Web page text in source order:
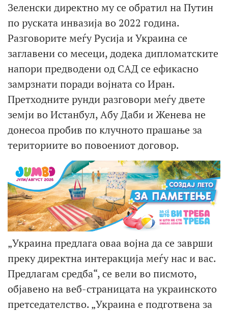
Зеленски директно му се обратил на Путин
по руската инвазија во 2022 година.
Разговорите меѓу Русија и Украина се
заглавени со месеци, додека дипломатските
напори предводени од САД се ефикасно
замрзнати поради војната со Иран.
Претходните рунди разговори меѓу двете
земји во Истанбул, Абу Даби и Женева не
донесоа пробив по клучното прашање за
териториите во повоениот договор.
„Украина предлага оваа војна да се заврши
преку директна интеракција меѓу нас и вас.
Предлагам средба“, се вели во писмото,
објавено на веб-страницата на украинското
претседателство. „Украина е подготвена за